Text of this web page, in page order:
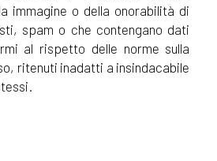
immagine o della onorabilità di
spam o che contengano dati
al rispetto delle norme sulla
ritenuti inadatti a insindacabile